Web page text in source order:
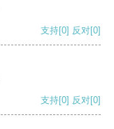
支持[0] 反对[0]
支持[0] 反对[0]